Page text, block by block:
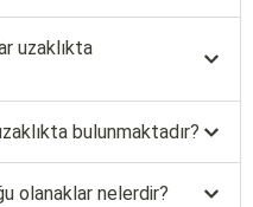
uzaklıkta
bulunmaktadır?
olanaklar nelerdir?